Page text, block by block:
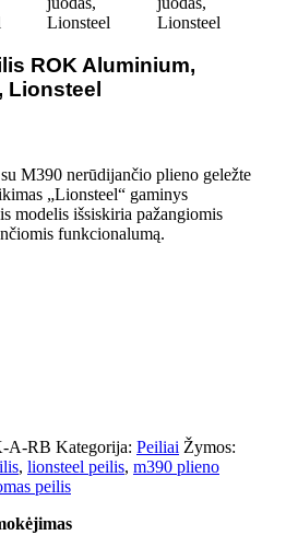
ROK Aluminium,
Lionsteel
M390 nerūdijančio plieno geležte
„Lionsteel“ gaminys
modelis išsiskiria pažangiomis
funkcionalumą.
A-RB Kategorija: Peiliai Žymos:
, lionsteel peilis, m390 plieno
peilis